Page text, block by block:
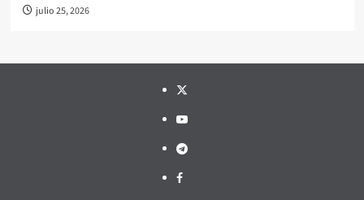
julio 25, 2026
Twitter
YouTube
Telegram
Facebook